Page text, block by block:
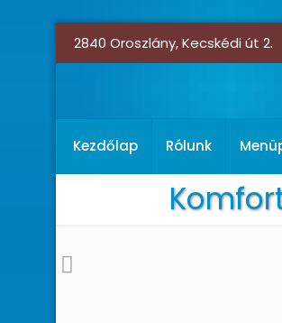
2840 Oroszlány, Kecskédi út 2.
Kezdőlap Rólunk